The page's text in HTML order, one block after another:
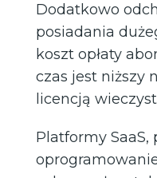
Dodatkowo
posiadania
koszt opłaty
czas jest niższy
licencją
Platformy SaaS,